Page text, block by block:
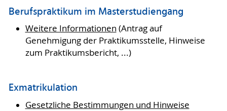
Berufspraktikum im Masterstudiengang
Weitere Informationen (Antrag auf
Genehmigung der Praktikumsstelle, Hinweise
zum Praktikumsbericht, ...)
Exmatrikulation
Gesetzliche Bestimmungen und Hinweise